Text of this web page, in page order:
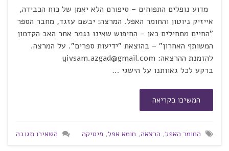
מדוע נופלים התפוחים – סיפורם הלא יאמן של כוח הכבידה,
אייזיק ניוטון והחומר האפל. המרצה: יבשם עזגד, מחבר הספר
"החיים מתחילים כאן – החיפוש שאינו נגמר אחר האב הקדמון
המשותף האחרון" – בהוצאת "ידיעות ספרים". על המרצה.
ברקע לכל גאוותנו על הישגי …
המשיכו בקריאה
החומר האפל, הרצאה, חומא אפל, פיסיקה השאירו תגובה